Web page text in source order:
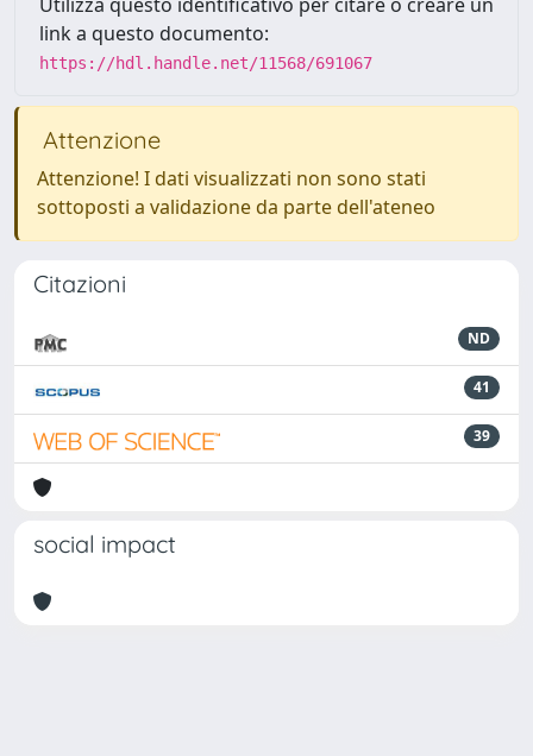
link a questo documento:
https://hdl.handle.net/11568/691067
Attenzione
Attenzione! I dati visualizzati non sono stati
sottoposti a validazione da parte dell'ateneo
Citazioni
ND
41
39
social impact